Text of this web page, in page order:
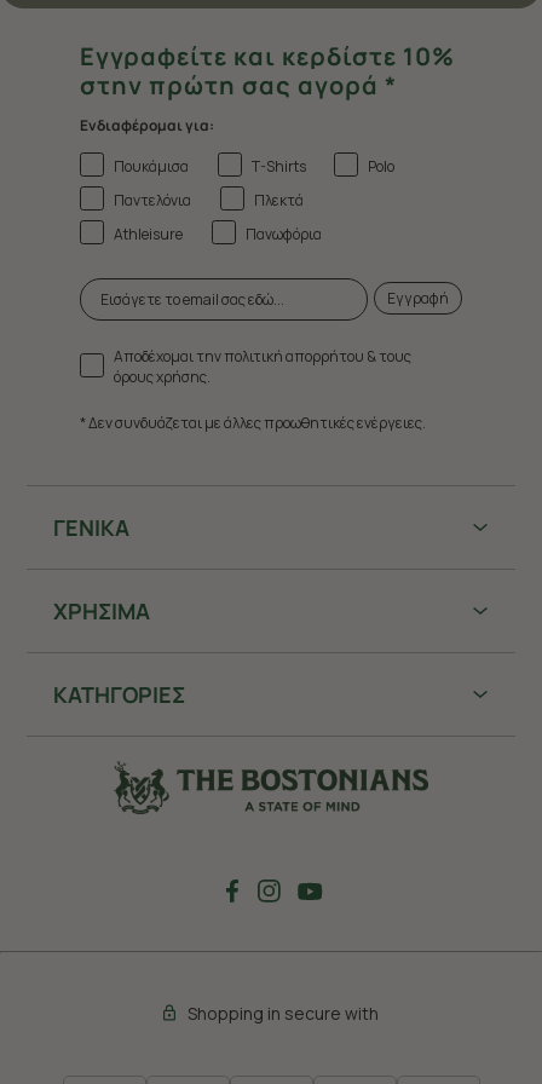
ΓΕΝΙΚΑ
ΧΡHΣΙΜΑ
ΚΑΤΗΓΟΡΙΕΣ
Εγγραφείτε και κερδίστε 10%
στην πρώτη σας αγορά *
Ενδιαφέρομαι για:
Πουκάμισα
T-Shirts
Polo
Παντελόνια
Πλεκτά
Athleisure
Πανωφόρια
Εγγραφή
Αποδέχομαι την πολιτική απορρήτου & τους
όρους χρήσης.
* Δεν συνδυάζεται με άλλες προωθητικές ενέργειες.
Shopping in secure with